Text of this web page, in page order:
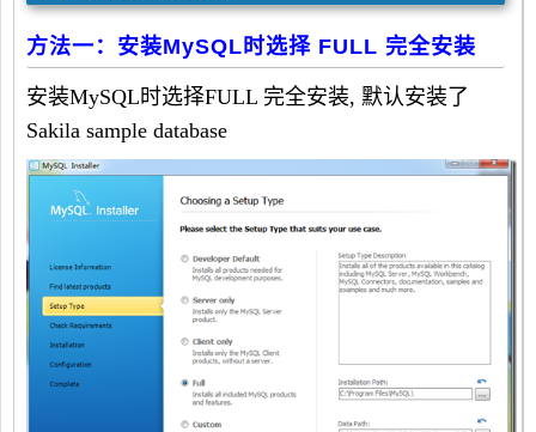
方法一：安装MySQL时选择 FULL 完全安装
安装MySQL时选择FULL 完全安装, 默认安装了
Sakila sample database